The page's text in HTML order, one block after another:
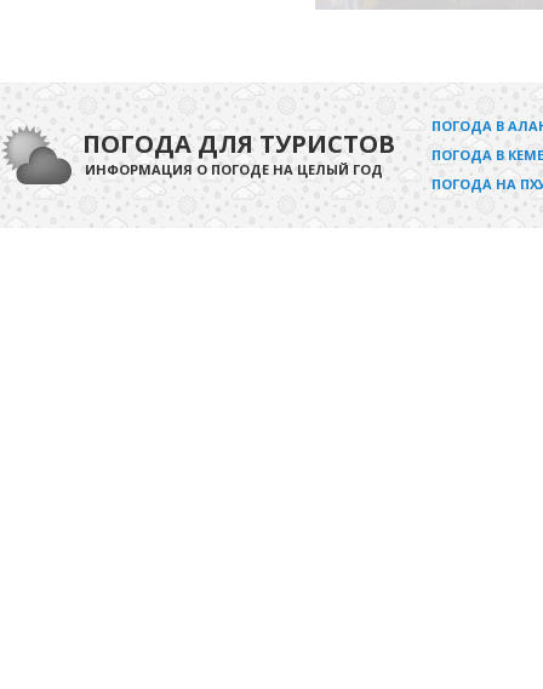
ПОГОДА ДЛЯ ТУРИСТОВ
ИНФОРМАЦИЯ О ПОГОДЕ НА ЦЕЛЫЙ ГОД
ПОГОДА В
ПОГОДА В
ПОГОДА НА